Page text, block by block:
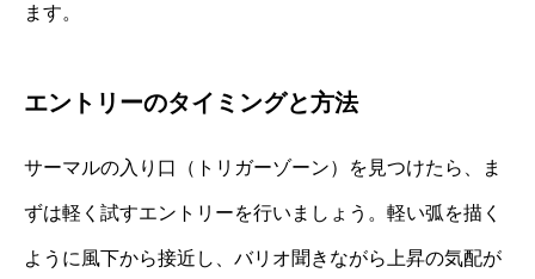
ます。
エントリーのタイミングと方法
サーマルの入り口（トリガーゾーン）を見つけたら、ま
ずは軽く試すエントリーを行いましょう。軽い弧を描く
ように風下から接近し、バリオ聞きながら上昇の気配が